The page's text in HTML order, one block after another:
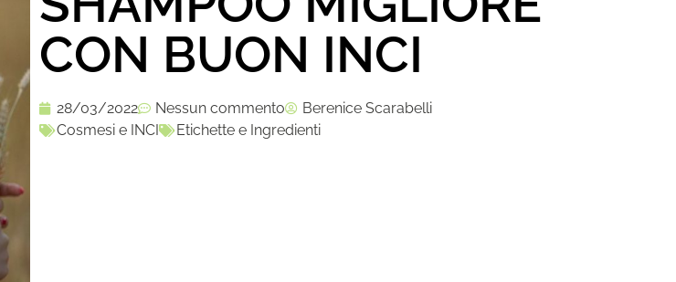
CON BUON INCI
28/03/2022 Nessun commento
Berenice Scarabelli
Cosmesi e INCI
Etichette e Ingredienti